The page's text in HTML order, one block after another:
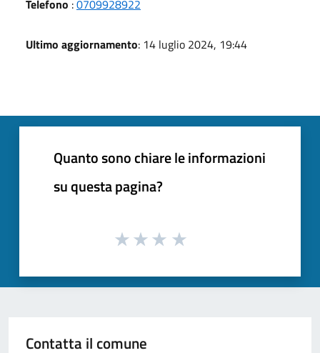
Telefono :0709928922
Ultimo aggiornamento: 14 luglio 2024, 19:44
Quanto sono chiare le informazioni
su questa pagina?
Contatta il comune